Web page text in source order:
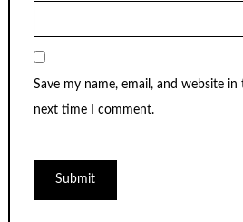
Save my name, email, and website
next time I comment.